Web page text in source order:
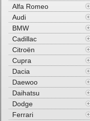
Alfa Romeo
Audi
BMW
Cadillac
Citroën
Cupra
Dacia
Daewoo
Daihatsu
Dodge
Ferrari